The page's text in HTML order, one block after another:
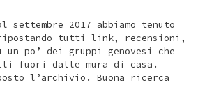
settembre 2017 abbiamo tenuto
tutti link, recensioni,
un po’ dei gruppi genovesi che
fuori dalle mura di casa.
l’archivio. Buona ricerca